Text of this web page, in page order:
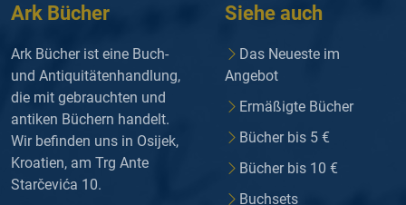
Ark Bücher
Ark Bücher ist eine Buch-
und Antiquitätenhandlung,
die mit gebrauchten und
antiken Büchern handelt.
Wir befinden uns in Osijek,
Kroatien, am Trg Ante
Starčevića 10.
Siehe auch
Das Neueste im
Angebot
Ermäßigte Bücher
Bücher bis 5 €
Bücher bis 10 €
Buchsets